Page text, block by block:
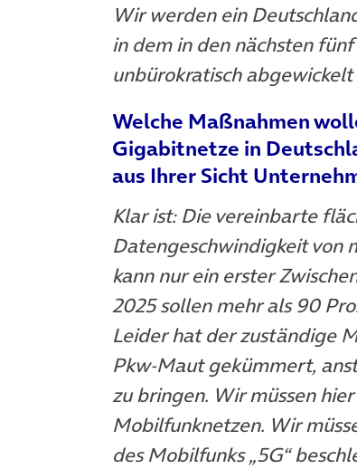
Wir werden ein
in dem in den nächsten
unbürokratisch
Welche Maßnahmen
Gigabitnetze in
aus Ihrer Sicht
Klar ist: Die vereinbarte
Datengeschwindigkeit von
kann nur ein erster
2025 sollen mehr als 90
Leider hat der zuständige
Pkw-Maut gekümmert,
zu bringen. Wir müssen
Mobilfunknetzen. Wir
des Mobilfunks „5G“